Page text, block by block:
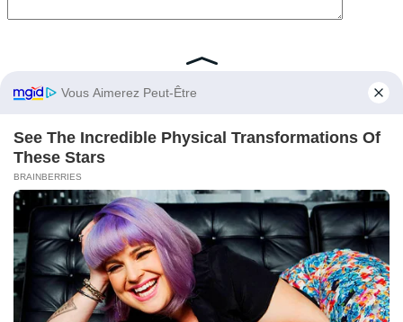
Save my name, email, and website in this browser for the
next time I comment.
© 2026 Entertainment